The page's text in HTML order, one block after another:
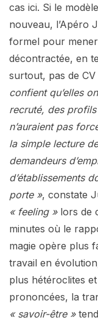
cas ici. Si le
nouveau, l’Apéro
formel pour
décontractée, en
surtout, pas de CV
confient qu’elles
recruté, des
n’auraient pas
la simple lecture
demandeurs
d’établissements
porte », constate
« feeling »lors de
minutes où le
magie opère plus
travail en
plus hétéroclites
prononcées, la
« savoir-être »